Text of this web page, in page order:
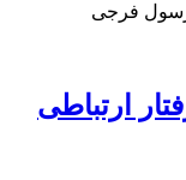
رسول فرجی
ارتباطی